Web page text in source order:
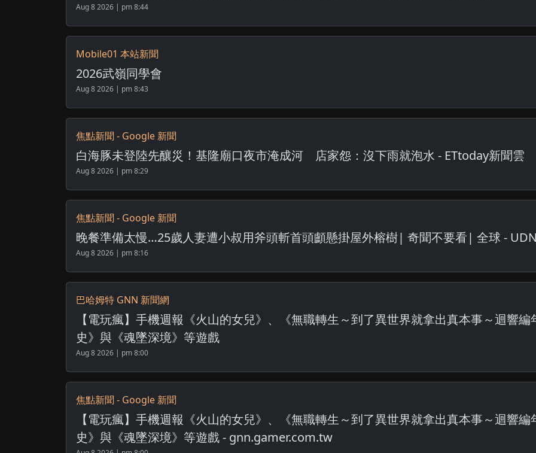
Aug 8 2026 | pm 8:44
Mobile01 本站新聞
2026武嶺同學會
Aug 8 2026 | pm 8:43
焦點新聞 - Google 新聞
白海豚未登陸先釀災！基隆廟口夜市淹成河 店家怨：沒下雨就泡水 - ETtoday新聞雲
Aug 8 2026 | pm 8:29
焦點新聞 - Google 新聞
晚餐準備太慢…25歲人妻遭小叔用斧頭斬首頭顱懸掛屋外榕樹| 奇聞不要看| 全球 -
Aug 8 2026 | pm 8:16
巴哈姆特 GNN 新聞網
【電玩瘋】手機週報《火山的女兒》、《無職轉生～到了異世界就拿出真本事～迴響編
史》與《魂墜深境》等遊戲
Aug 8 2026 | pm 8:00
焦點新聞 - Google 新聞
【電玩瘋】手機週報《火山的女兒》、《無職轉生～到了異世界就拿出真本事～迴響編
史》與《魂墜深境》等遊戲 - gnn.gamer.com.tw